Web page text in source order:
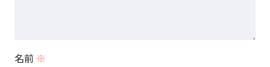
名前 ※